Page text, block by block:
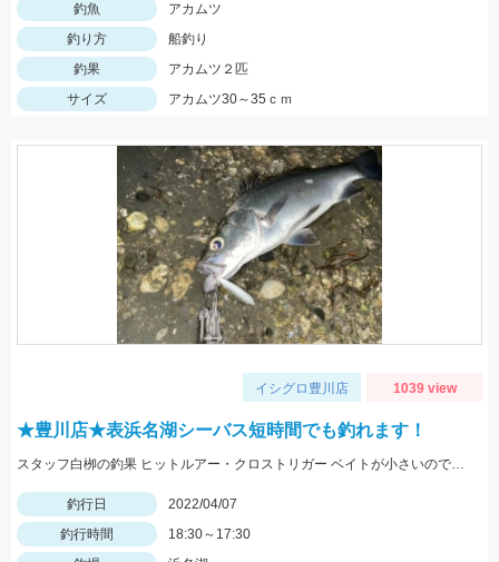
釣魚
アカムツ
釣り方
船釣り
釣果
アカムツ２匹
サイズ
アカムツ30～35ｃｍ
イシグロ豊川店 1039 view
★豊川店★表浜名湖シーバス短時間でも釣れます！
スタッフ白栁の釣果 ヒットルアー・クロストリガー ベイトが小さいのでシルエットが小さいルアーがオススメ！
釣行日
2022/04/07
釣行時間
18:30～17:30